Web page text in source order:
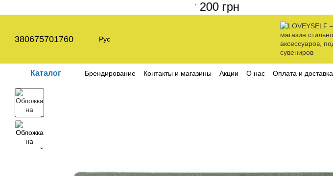
заказ на сайте составляет 200 грн
380675701760 Рус
Каталог Брендирование Контакты и магазины Акции О нас Оплата и доставка